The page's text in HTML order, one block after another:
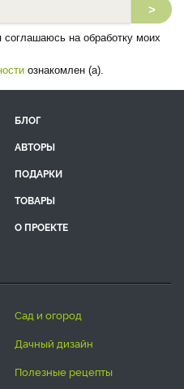
>
на обработку моих
ознакомлен (а).
БЛОГ
АВТОРЫ
ПОДАРКИ
ТОВАРЫ
О ПРОЕКТЕ
сад и огород
дачный дизайн
полезные рецепты